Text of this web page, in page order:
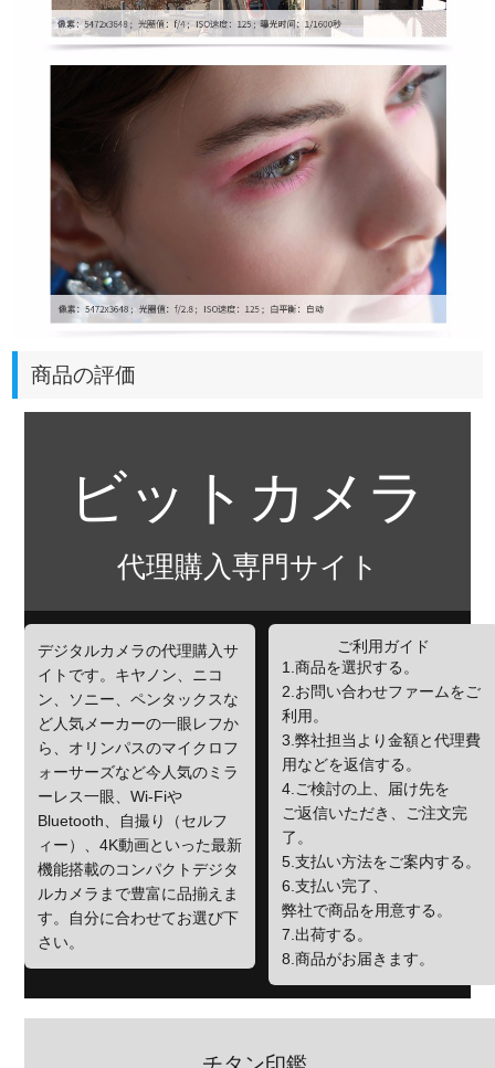
商品の評価
ビットカメラ
代理購入専門サイト
デジタルカメラの代理購入サ
イトです。キヤノン、ニコ
ン、ソニー、ペンタックスな
ど人気メーカーの一眼レフか
ら、オリンパスのマイクロフ
ォーサーズなど今人気のミラ
ーレス一眼、Wi-Fiや
Bluetooth、自撮り（セルフ
ィー）、4K動画といった最新
機能搭載のコンパクトデジタ
ルカメラまで豊富に品揃えま
す。自分に合わせてお選び下
さい。
ご利用ガイド
1.商品を選択する。
2.お問い合わせファームをご
利用。
3.弊社担当より金額と代理費
用などを返信する。
4.ご検討の上、届け先を
ご返信いただき、ご注文完
了。
5.支払い方法をご案内する。
6.支払い完了、
弊社で商品を用意する。
7.出荷する。
8.商品がお届きます。